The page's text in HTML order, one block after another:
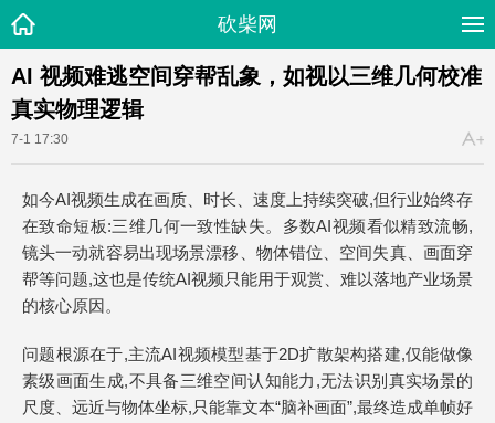
砍柴网
AI 视频难逃空间穿帮乱象，如视以三维几何校准
真实物理逻辑
7-1 17:30
如今AI视频生成在画质、时长、速度上持续突破,但行业始终存
在致命短板:三维几何一致性缺失。多数AI视频看似精致流畅,
镜头一动就容易出现场景漂移、物体错位、空间失真、画面穿
帮等问题,这也是传统AI视频只能用于观赏、难以落地产业场景
的核心原因。
问题根源在于,主流AI视频模型基于2D扩散架构搭建,仅能做像
素级画面生成,不具备三维空间认知能力,无法识别真实场景的
尺度、远近与物体坐标,只能靠文本“脑补画面”,最终造成单帧好